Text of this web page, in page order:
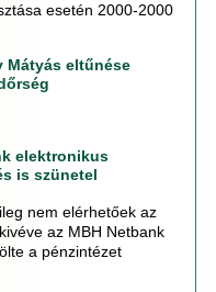
esetén 2000-2000
Mátyás eltűnése
elektronikus
is szünetel
nem elérhetőek az
az MBH Netbank
a pénzintézet